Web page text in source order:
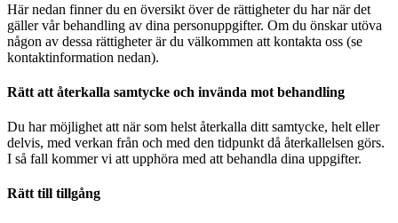
Här nedan finner du en översikt över de rättigheter du har när det
gäller vår behandling av dina personuppgifter. Om du önskar utöva
någon av dessa rättigheter är du välkommen att kontakta oss (se
kontaktinformation nedan).
Rätt att återkalla samtycke och invända mot behandling
Du har möjlighet att när som helst återkalla ditt samtycke, helt eller
delvis, med verkan från och med den tidpunkt då återkallelsen görs.
I så fall kommer vi att upphöra med att behandla dina uppgifter.
Rätt till tillgång